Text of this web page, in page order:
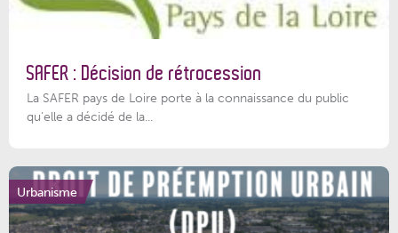
SAFER : Décision de rétrocession
La SAFER pays de Loire porte à la connaissance du public
qu’elle a décidé de la...
Urbanisme